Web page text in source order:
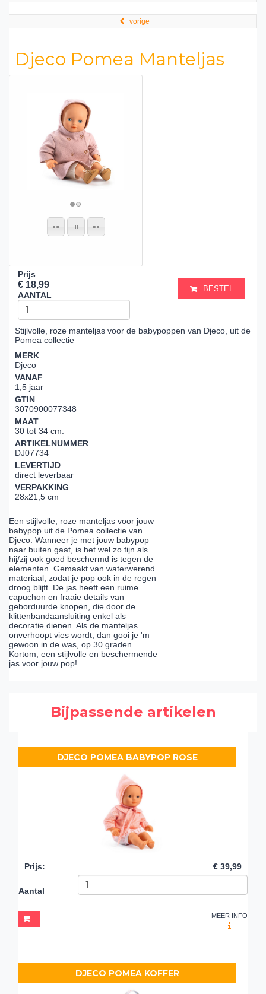
vorige
Djeco Pomea Manteljas
Prijs
€ 18,99
AANTAL
BESTEL
Stijlvolle, roze manteljas voor de babypoppen van Djeco, uit de
Pomea collectie
MERK
Djeco
VANAF
1,5 jaar
GTIN
3070900077348
MAAT
30 tot 34 cm.
ARTIKELNUMMER
DJ07734
LEVERTIJD
direct leverbaar
VERPAKKING
28x21,5 cm
Een stijlvolle, roze manteljas voor jouw
babypop uit de Pomea collectie van
Djeco. Wanneer je met jouw babypop
naar buiten gaat, is het wel zo fijn als
hij/zij ook goed beschermd is tegen de
elementen. Gemaakt van waterwerend
materiaal, zodat je pop ook in de regen
droog blijft. De jas heeft een ruime
capuchon en fraaie details van
geborduurde knopen, die door de
klittenbandaansluiting enkel als
decoratie dienen. Als de manteljas
onverhoopt vies wordt, dan gooi je 'm
gewoon in de was, op 30 graden.
Kortom, een stijlvolle en beschermende
jas voor jouw pop!
Bijpassende artikelen
DJECO POMEA BABYPOP ROSE
Prijs: € 39,99
Aantal
MEER INFO
DJECO POMEA KOFFER